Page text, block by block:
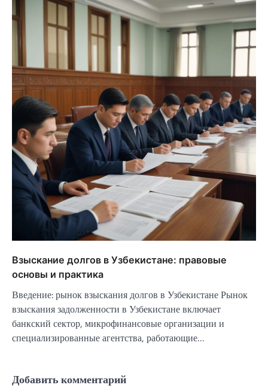
Взыскание долгов в Узбекистане: правовые
основы и практика
Введение: рынок взыскания долгов в Узбекистане Рынок
взыскания задолженности в Узбекистане включает
банкский сектор, микрофинансовые организации и
специализированные агентства, работающие…
Добавить комментарий